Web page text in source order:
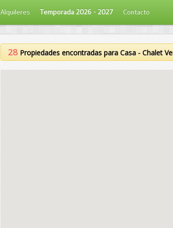
Alquileres Temporada 2026 - 2027 Contacto
28 Propiedades encontradas para Casa - Chalet